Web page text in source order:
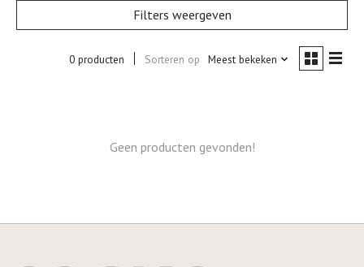
Filters weergeven
0 producten Sorteren op Meest bekeken
Geen producten gevonden!